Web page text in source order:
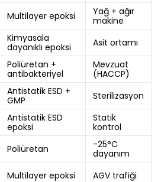
Multilayer epoksi
Yağ + ağır
makine
Kimyasala
dayanıklı epoksi
Asit ortamı
Poliüretan +
antibakteriyel
Mevzuat
(HACCP)
Antistatik ESD +
GMP
Sterilizasyon
Antistatik ESD
epoksi
Statik
kontrol
Poliüretan
-25°C
dayanım
Multilayer epoksi AGV trafiği